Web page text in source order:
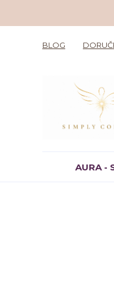
BLOG
AURA -